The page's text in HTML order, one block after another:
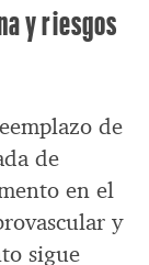
y riesgos
de
de
en el
y
sigue